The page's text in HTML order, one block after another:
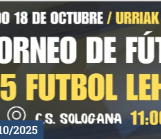
2025